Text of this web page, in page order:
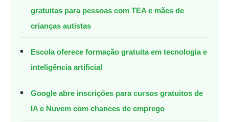
gratuitas para pessoas com TEA e mães de
crianças autistas
Escola oferece formação gratuita em tecnologia e
inteligência artificial
Google abre inscrições para cursos gratuitos de
IA e Nuvem com chances de emprego